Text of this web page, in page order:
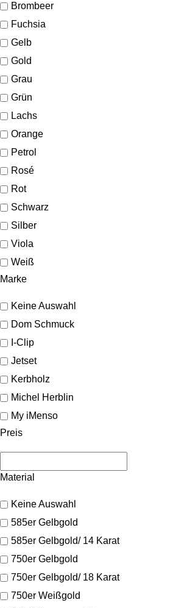
Brombeer
Fuchsia
Gelb
Gold
Grau
Grün
Lachs
Orange
Petrol
Rosé
Rot
Schwarz
Silber
Viola
Weiß
Marke
Keine Auswahl
Dom Schmuck
I-Clip
Jetset
Kerbholz
Michel Herblin
My iMenso
Preis
Material
Keine Auswahl
585er Gelbgold
585er Gelbgold/ 14 Karat
750er Gelbgold
750er Gelbgold/ 18 Karat
750er Weißgold